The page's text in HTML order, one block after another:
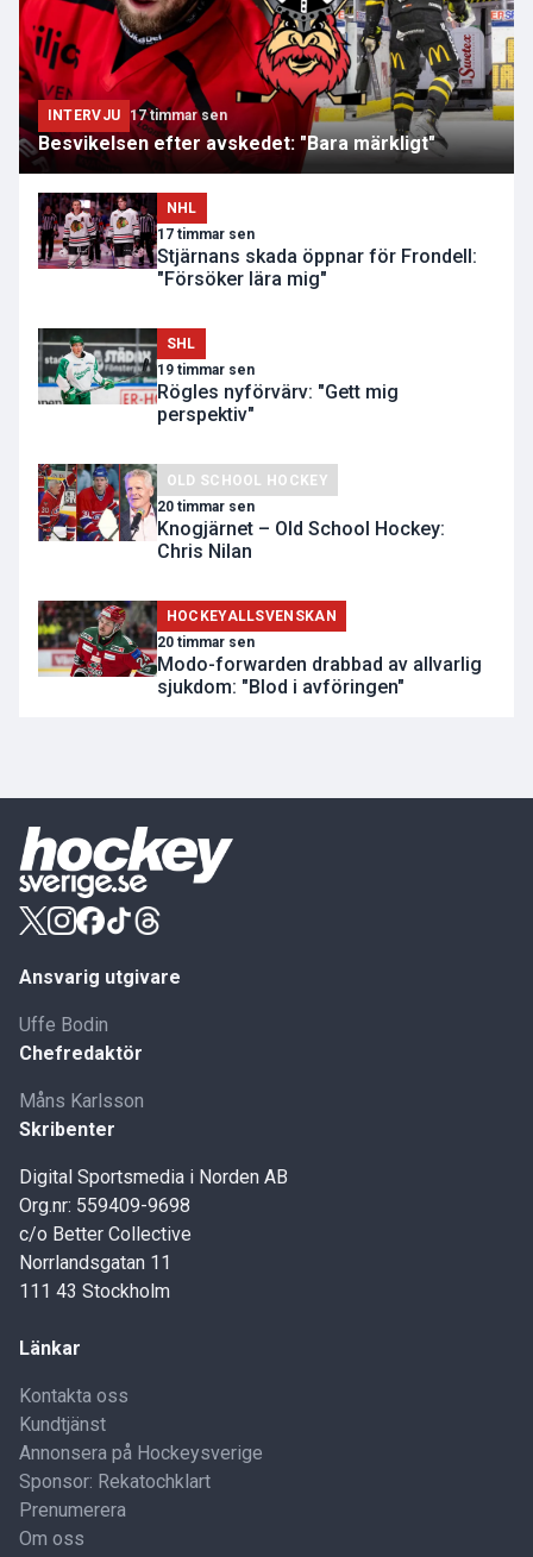
INTERVJU 17 timmar sen
Besvikelsen efter avskedet: "Bara märkligt"
NHL
17 timmar sen
Stjärnans skada öppnar för Frondell:
"Försöker lära mig"
SHL
19 timmar sen
Rögles nyförvärv: "Gett mig
perspektiv"
OLD SCHOOL HOCKEY
20 timmar sen
Knogjärnet – Old School Hockey:
Chris Nilan
HOCKEYALLSVENSKAN
20 timmar sen
Modo-forwarden drabbad av allvarlig
sjukdom: "Blod i avföringen"
Ansvarig utgivare
Uffe Bodin
Chefredaktör
Måns Karlsson
Skribenter
Digital Sportsmedia i Norden AB
Org.nr: 559409-9698
c/o Better Collective
Norrlandsgatan 11
111 43 Stockholm
Länkar
Kontakta oss
Kundtjänst
Annonsera på Hockeysverige
Sponsor: Rekatochklart
Prenumerera
Om oss